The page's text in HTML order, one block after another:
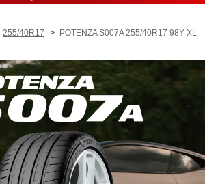
255/40R17 POTENZA S007A 255/40R17 98Y XL